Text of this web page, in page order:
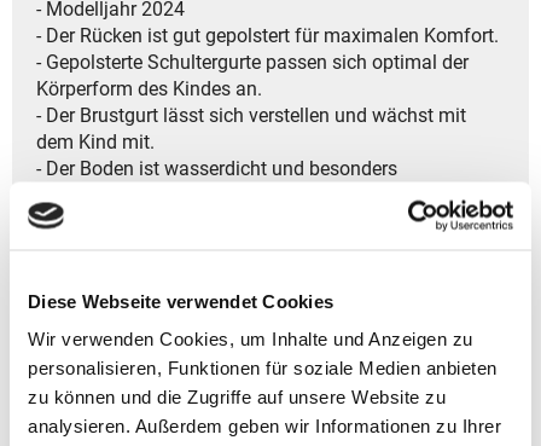
Diese Webseite verwendet Cookies
Wir verwenden Cookies, um Inhalte und Anzeigen zu
personalisieren, Funktionen für soziale Medien anbieten
zu können und die Zugriffe auf unsere Website zu
analysieren. Außerdem geben wir Informationen zu Ihrer
- Modelljahr 2024
- Der Rücken ist gut gepolstert für maximalen Komfort.
- Gepolsterte Schultergurte passen sich optimal der
Körperform des Kindes an.
- Der Brustgurt lässt sich verstellen und wächst mit
dem Kind mit.
- Der Boden ist wasserdicht und besonders
- Eine Regenhülle hält Nässe zuverlässig fern.
- Zwei Außentaschen aus Netz bieten Platz für kleine
Gegenstände.
- Eine eingebaute Lupe erleichtert das Betrachten von
Details.
- Die Sitzmatte lässt sich einfach herausnehmen.
- Kinderfreundliche Schnallen lassen sich einfach